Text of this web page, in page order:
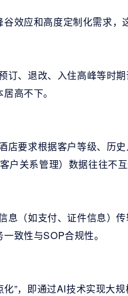
效应和高度定制化需求，
订、退改、入住高峰等时
高不下。
店要求根据客户等级、历
关系管理）数据往往不互
息（如支付、证件信息）
致性与SOP合规性。
化”，即通过AI技术实现大